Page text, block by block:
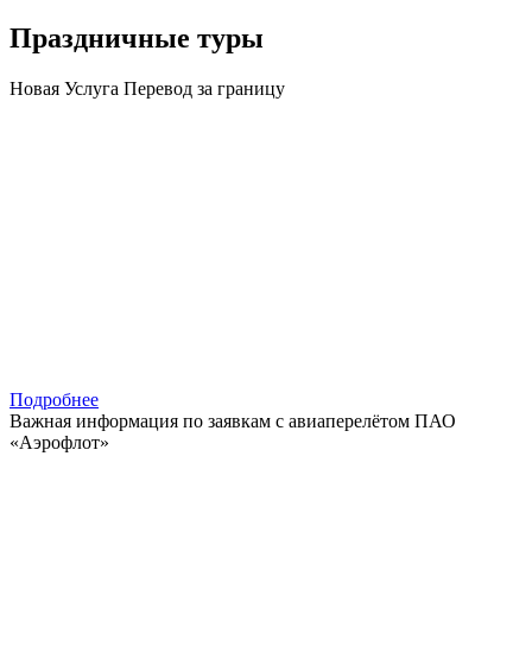
Праздничные туры
Новая Услуга Перевод за границу
Подробнее
Важная информация по заявкам с авиаперелётом ПАО
«Аэрофлот»